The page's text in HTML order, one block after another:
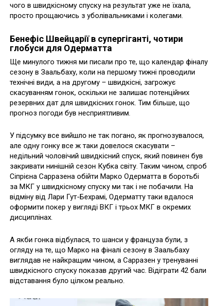
чого в швидкісному спуску на результат уже не їхала,
просто прощаючись з уболівальниками і колегами.
Бенефіс Швейцарії в супергіганті, чотири
глобуси для Одерматта
Ще минулого тижня ми писали про те, що календар фіналу
сезону в Заальбаху, коли на першому тижні проводили
технічні види, а на другому – швидкісні, загрожує
скасуванням гонок, оскільки не залишає потенційних
резервних дат для швидкісних гонок. Тим більше, що
прогноз погоди був несприятливим.
У підсумку все вийшло не так погано, як прогнозувалося,
але одну гонку все ж таки довелося скасувати –
недільний чоловічий швидкісний спуск, який повинен був
закривати нинішній сезон Кубка світу. Таким чином, спроб
Сіпрієна Сарразена обійти Марко Одерматта в боротьбі
за МКГ у швидкісному спуску ми так і не побачили. На
відміну від Лари Гут-Бехрамі, Одерматту таки вдалося
оформити покер у вигляді ВКГ і трьох МКГ в окремих
дисциплінах.
А якби гонка відбулася, то шанси у француза були, з
огляду на те, що Марко на фіналі сезону в Заальбаху
виглядав не найкращим чином, а Сарразен у тренуванні
швидкісного спуску показав другий час. Відіграти 42 бали
відставання було цілком реально.